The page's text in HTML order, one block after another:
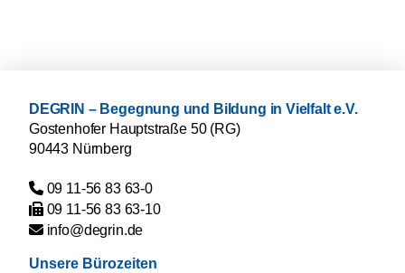
DEGRIN – Begegnung und Bildung in Vielfalt e.V.
Gostenhofer Hauptstraße 50 (RG)
90443 Nürnberg
09 11-56 83 63-0
09 11-56 83 63-10
ed.nirged@ofni
Unsere Bürozeiten